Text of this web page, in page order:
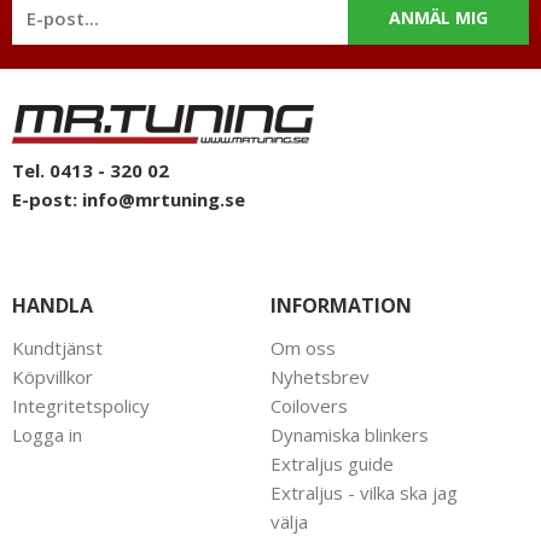
ANMÄL MIG
Tel. 0413 - 320 02
E-post: info@mrtuning.se
HANDLA
Kundtjänst
Köpvillkor
Integritetspolicy
Logga in
INFORMATION
Om oss
Nyhetsbrev
Coilovers
Dynamiska blinkers
Extraljus guide
Extraljus - vilka ska jag
välja